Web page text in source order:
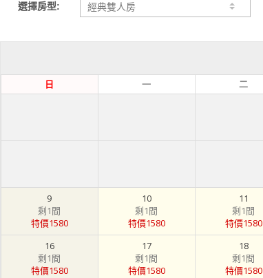
選擇房型:
日 一 二
9
剩1間
特價1580
10
剩1間
特價1580
11
剩1間
特價1580
16
剩1間
特價1580
17
剩1間
特價1580
18
剩1間
特價1580